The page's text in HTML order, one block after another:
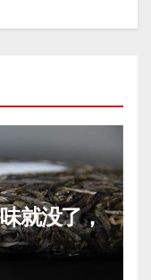
就没了，